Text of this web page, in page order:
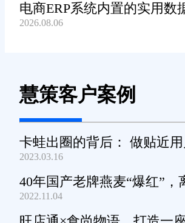
电商ERP系统内置的实用数
知道哪些?
2026.08.06
慧策客户案例
卡蛙出圈的背后： 做贴近
家电
2023.03.16
40年国产老牌燕麦“爆红”，
化工具的支撑
2022.11.04